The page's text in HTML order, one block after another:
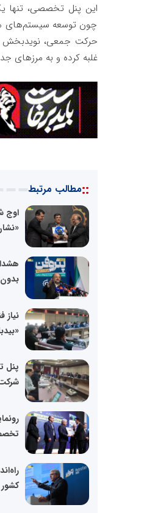
این پنل تخصصی، تنها
چون توسعه سیستم‌های
حرکت جمعی، نویدبخش
غلبه کرده و به مرزهای
::مطالب مرتبط
اوج
نیاز
پنل